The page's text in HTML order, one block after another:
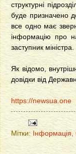
структурні
буде призначено
все одно має
інформацію про
заступник міністра.
Як відомо,
довідки від
https://newsua.one
Мітки: Інформація,